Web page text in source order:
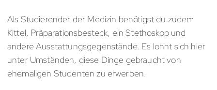
Als Studierender der Medizin benötigst du zudem
Kittel, Präparationsbesteck, ein Stethoskop und
andere Ausstattungsgegenstände. Es lohnt sich hier
unter Umständen, diese Dinge gebraucht von
ehemaligen Studenten zu erwerben.